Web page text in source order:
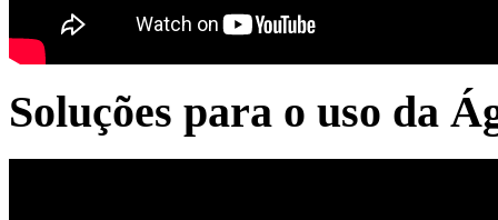
Soluções para o uso da